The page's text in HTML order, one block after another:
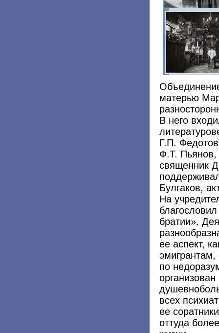
матерью
В него
Г.П.
Ф.Т.
священник
Булгаков,
На
братии».
ее аспект,
эмигрантам,
по
всех
ее
оттуда